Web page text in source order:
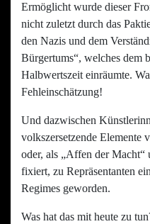
Ermöglicht wurde dieser
nicht zuletzt durch das
den Nazis und dem
Bürgertums“, welches dem
Halbwertszeit einräumte.
Fehleinschätzung!
Und dazwischen
volkszersetzende Elemente
oder, als „Affen der Macht“
fixiert, zu Repräsentanten
Regimes geworden.
Was hat das mit heute zu